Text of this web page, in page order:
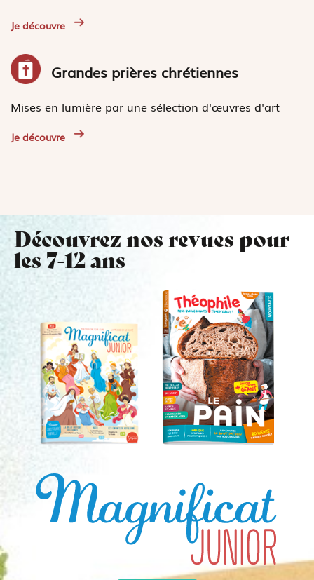
Je découvre
Grandes prières chrétiennes
Mises en lumière par une sélection d'œuvres d'art
Je découvre
Découvrez nos revues pour
les 7-12 ans